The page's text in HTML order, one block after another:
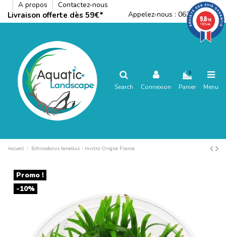
A propos Contactez-nous
Livraison offerte dès 59€* Appelez-nous : 0636792288
Search Connexion
0
Panier Menu
Accueil Echinodorus tenellus - Invitro Origne France
Promo !
-10%
9.8/10
1122 avis